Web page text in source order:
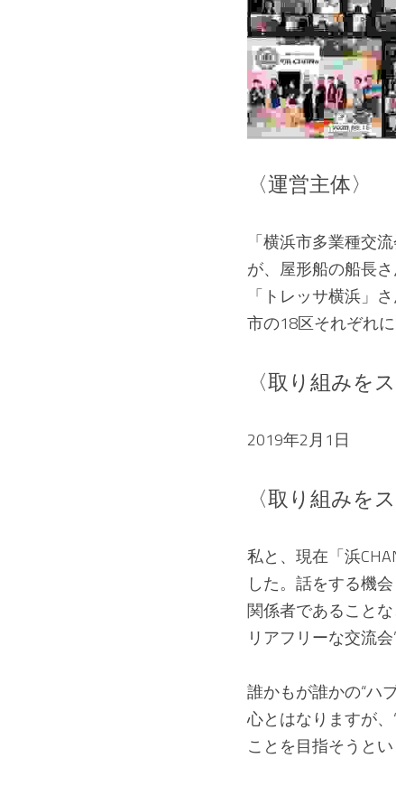
〈運営主体〉
「横浜市多業種交
が、屋形船の船長
「トレッサ横浜」
市の18区それぞれ
〈取り組みを
2019年2月1日
〈取り組みを
私と、現在「浜
した。話をする機
関係者であること
リアフリーな交流
誰かもが誰かの“ハ
心とはなりますが
ことを目指そうと